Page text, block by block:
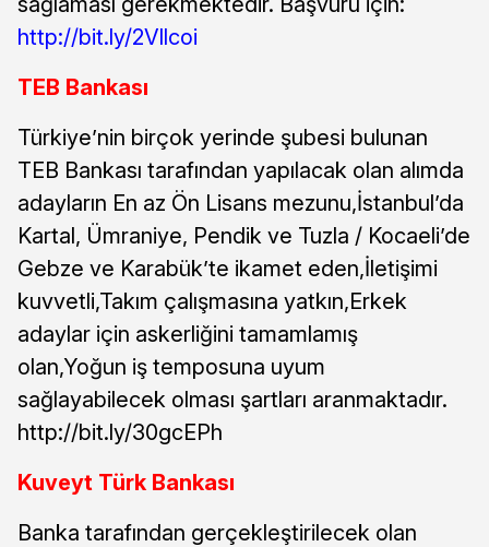
http://bit.ly/2Vllcoi
TEB Bankası
Türkiye’nin birçok yerinde şubesi bulunan
TEB Bankası tarafından yapılacak olan alımda
adayların En az Ön Lisans mezunu,İstanbul’da
Kartal, Ümraniye, Pendik ve Tuzla / Kocaeli’de
Gebze ve Karabük’te ikamet eden,İletişimi
kuvvetli,Takım çalışmasına yatkın,Erkek
adaylar için askerliğini tamamlamış
olan,Yoğun iş temposuna uyum
sağlayabilecek olması şartları aranmaktadır.
http://bit.ly/30gcEPh
Kuveyt Türk Bankası
Banka tarafından gerçekleştirilecek olan